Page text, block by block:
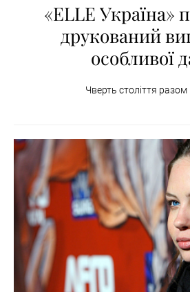
«ELLE Україна»
друкований
особливої
Чверть століття разом